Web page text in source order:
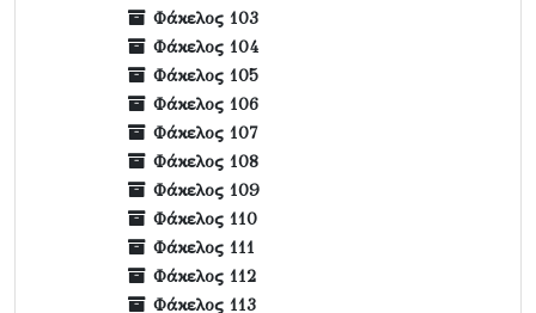
Φάκελος 103
Φάκελος 104
Φάκελος 105
Φάκελος 106
Φάκελος 107
Φάκελος 108
Φάκελος 109
Φάκελος 110
Φάκελος 111
Φάκελος 112
Φάκελος 113